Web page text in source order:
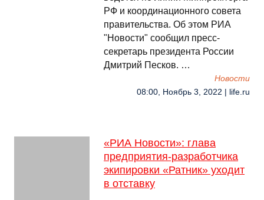
РФ и координационного совета
правительства. Об этом РИА
"Новости" сообщил пресс-
секретарь президента России
Дмитрий Песков. …
Новости
08:00, Ноябрь 3, 2022 | life.ru
«РИА Новости»: глава
предприятия-разработчика
экипировки «Ратник» уходит
в отставку